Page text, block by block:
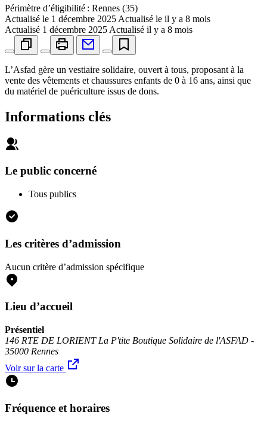
Périmètre d’éligibilité : Rennes (35)
Actualisé le 1 décembre 2025 Actualisé le il y a 8 mois
Actualisé 1 décembre 2025 Actualisé il y a 8 mois
L’Asfad gère un vestiaire solidaire, ouvert à tous, proposant à la
vente des vêtements et chaussures enfants de 0 à 16 ans, ainsi que
du matériel de puériculture issus de dons.
Informations clés
Le public concerné
Tous publics
Les critères d’admission
Aucun critère d’admission spécifique
Lieu d’accueil
Présentiel
146 RTE DE LORIENT La P'tite Boutique Solidaire de l'ASFAD -
35000 Rennes
Voir sur la carte
Fréquence et horaires